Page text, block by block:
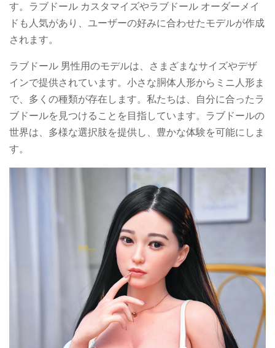
す。ラブドール カスタマイズやラブドール オーダーメイ
ドも人気があり、ユーザーの好みに合わせたモデルが作成
されます。
ラブドール 男性用のモデルは、さまざまなサイズやデザ
インで提供されています。小さな胴体人形からミニ人形ま
で、多くの種類が存在します。私たちは、自分に合ったラ
ブドールを見つけることを目指しています。ラブドールの
世界は、多様な選択肢を提供し、豊かな体験を可能にしま
す。